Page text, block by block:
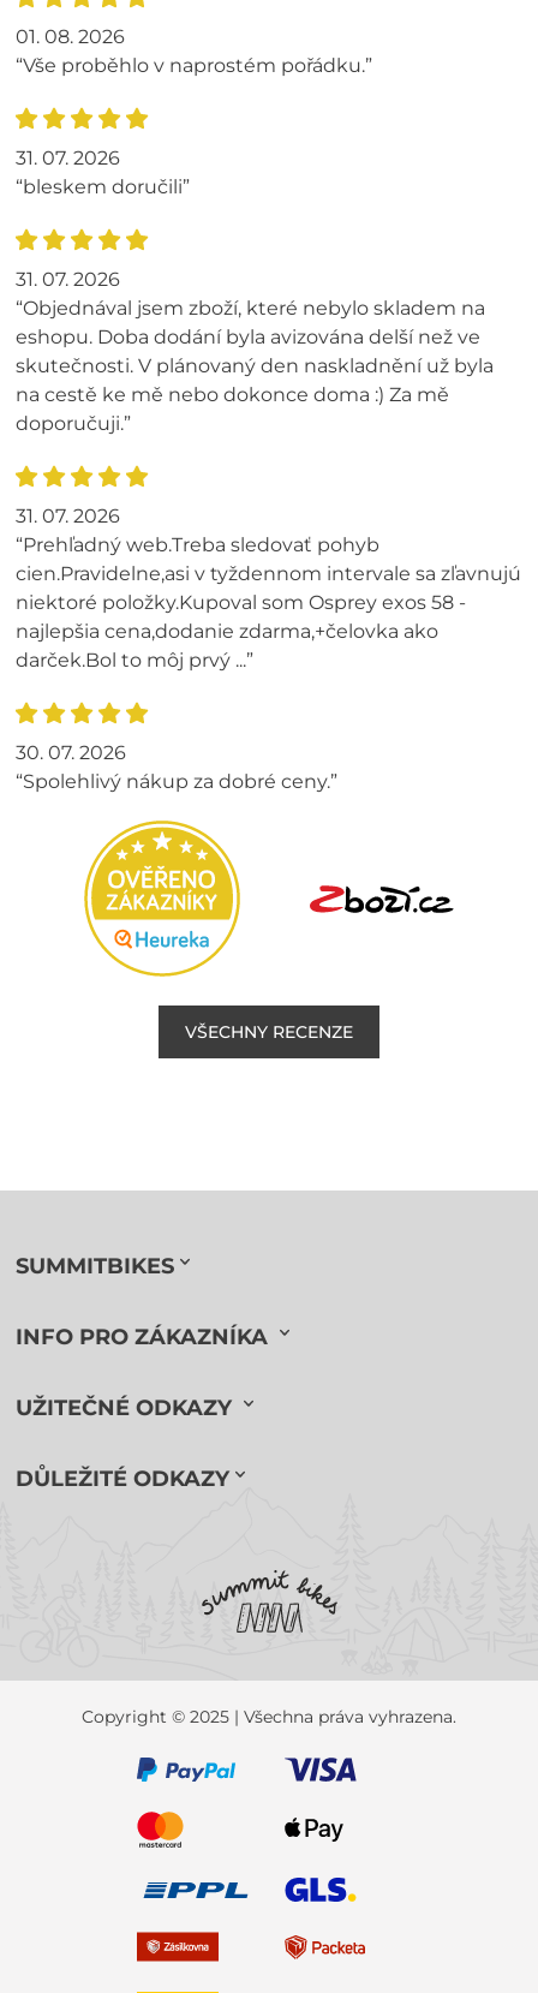
01. 08. 2026
“Vše proběhlo v naprostém pořádku.”
31. 07. 2026
“bleskem doručili”
31. 07. 2026
“Objednával jsem zboží, které nebylo skladem na
eshopu. Doba dodání byla avizována delší než ve
skutečnosti. V plánovaný den naskladnění už byla
na cestě ke mě nebo dokonce doma :) Za mě
doporučuji.”
31. 07. 2026
“Prehľadný web.Treba sledovať pohyb
cien.Pravidelne,asi v tyždennom intervale sa zľavnujú
niektoré položky.Kupoval som Osprey exos 58 -
najlepšia cena,dodanie zdarma,+čelovka ako
darček.Bol to môj prvý ...”
30. 07. 2026
“Spolehlivý nákup za dobré ceny.”
VŠECHNY RECENZE
SUMMITBIKES
INFO PRO ZÁKAZNÍKA
UŽITEČNÉ ODKAZY
DŮLEŽITÉ ODKAZY
Copyright © 2025 | Všechna práva vyhrazena.